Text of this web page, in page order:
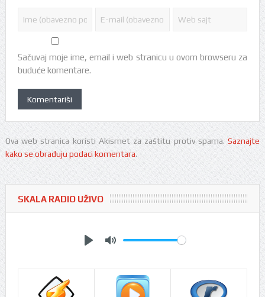
Sačuvaj moje ime, email i web stranicu u ovom browseru za
buduće komentare.
Ova web stranica koristi Akismet za zaštitu protiv spama.Saznajte
kako se obrađuju podaci komentara.
SKALA RADIO UŽIVO